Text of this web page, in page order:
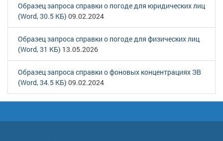
Образец запроса справки о погоде для юридических лиц
(Word, 30.5 КБ) 09.02.2024
Образец запроса справки о погоде для физических лиц
(Word, 31 КБ) 13.05.2026
Образец запроса справки о фоновых концентрациях ЗВ
(Word, 34.5 КБ) 09.02.2024